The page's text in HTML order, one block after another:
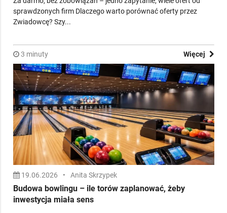
sprawdzonych firm Dlaczego warto porównać oferty przez
Zwiadowcę? Szy...
3 minuty Więcej
19.06.2026 • Anita Skrzypek
Budowa bowlingu – ile torów zaplanować, żeby
inwestycja miała sens